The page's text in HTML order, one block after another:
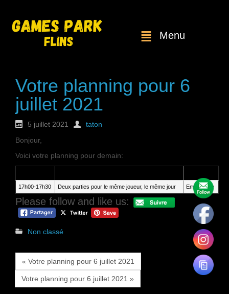
Menu
Votre planning pour 6
juillet 2021
5 juillet 2021
taton
Bonjour,
Voici votre planning pour demain:
17h00-17h30 Deux parties pour le même joueur, le même jour Emilie Crey
Please follow and like us:
Non classé
« Votre planning pour 6 juillet 2021
Votre planning pour 6 juillet 2021 »